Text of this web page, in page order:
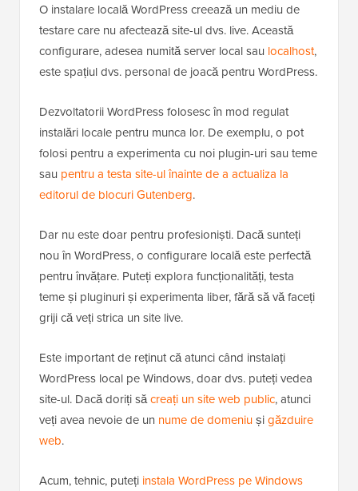
O instalare locală WordPress creează un mediu de
testare care nu afectează site-ul dvs. live. Această
configurare, adesea numită server local sau localhost,
este spațiul dvs. personal de joacă pentru WordPress.
Dezvoltatorii WordPress folosesc în mod regulat
instalări locale pentru munca lor. De exemplu, o pot
folosi pentru a experimenta cu noi plugin-uri sau teme
sau pentru a testa site-ul înainte de a actualiza la
editorul de blocuri Gutenberg.
Dar nu este doar pentru profesioniști. Dacă sunteți
nou în WordPress, o configurare locală este perfectă
pentru învățare. Puteți explora funcționalități, testa
teme și pluginuri și experimenta liber, fără să vă faceți
griji că veți strica un site live.
Este important de reținut că atunci când instalați
WordPress local pe Windows, doar dvs. puteți vedea
site-ul. Dacă doriți săcreați un site web public, atunci
veți avea nevoie de un nume de domeniușigăzduire
web.
Acum, tehnic, puteți instala WordPress pe Windows